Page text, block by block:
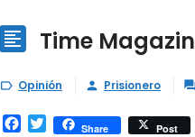
 Time
 Opinión  Prisionero
Facebook
TwitterShare Post